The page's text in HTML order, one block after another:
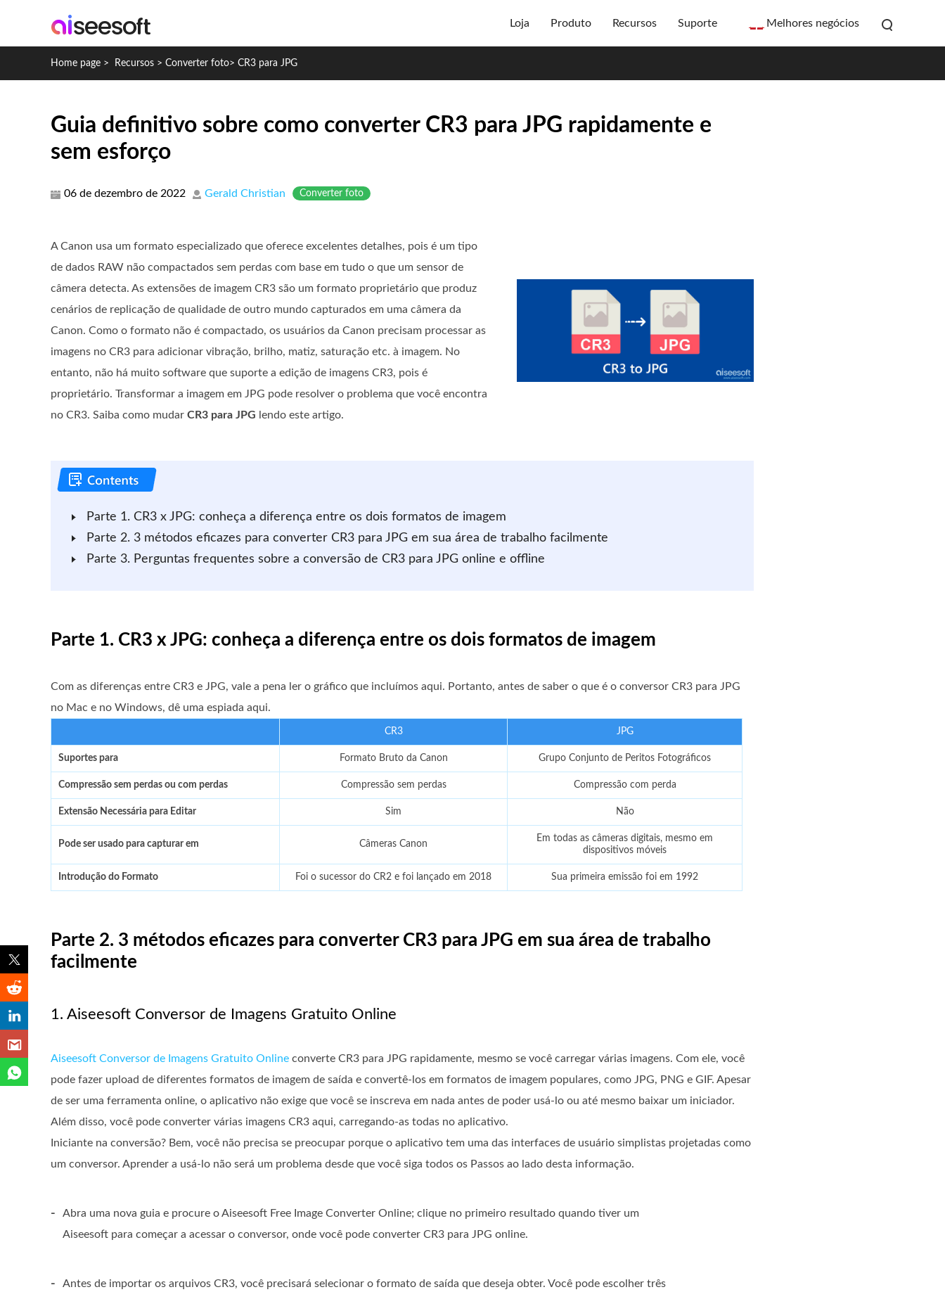
Loja Produto Recursos Suporte Melhores negócios
Home page > Recursos > Converter foto> CR3 para JPG
Guia definitivo sobre como converter CR3 para JPG rapidamente e
sem esforço
06 de dezembro de 2022 Gerald Christian Converter foto
A Canon usa um formato especializado que oferece excelentes detalhes, pois é um tipo
de dados RAW não compactados sem perdas com base em tudo o que um sensor de
câmera detecta. As extensões de imagem CR3 são um formato proprietário que produz
cenários de replicação de qualidade de outro mundo capturados em uma câmera da
Canon. Como o formato não é compactado, os usuários da Canon precisam processar as
imagens no CR3 para adicionar vibração, brilho, matiz, saturação etc. à imagem. No
entanto, não há muito software que suporte a edição de imagens CR3, pois é
proprietário. Transformar a imagem em JPG pode resolver o problema que você encontra
no CR3. Saiba como mudar CR3 para JPG lendo este artigo.
Parte 1. CR3 x JPG: conheça a diferença entre os dois formatos de imagem
Parte 2. 3 métodos eficazes para converter CR3 para JPG em sua área de trabalho facilmente
Parte 3. Perguntas frequentes sobre a conversão de CR3 para JPG online e offline
Parte 1. CR3 x JPG: conheça a diferença entre os dois formatos de imagem
Com as diferenças entre CR3 e JPG, vale a pena ler o gráfico que incluímos aqui. Portanto, antes de saber o que é o conversor CR3 para JPG
no Mac e no Windows, dê uma espiada aqui.
CR3 JPG
Suportes para Formato Bruto da Canon Grupo Conjunto de Peritos Fotográficos
Compressão sem perdas ou com perdas Compressão sem perdas Compressão com perda
Extensão Necessária para Editar Sim Não
Pode ser usado para capturar em Câmeras Canon
Em todas as câmeras digitais, mesmo em
dispositivos móveis
Introdução do Formato Foi o sucessor do CR2 e foi lançado em 2018 Sua primeira emissão foi em 1992
Parte 2. 3 métodos eficazes para converter CR3 para JPG em sua área de trabalho
facilmente
1. Aiseesoft Conversor de Imagens Gratuito Online
Aiseesoft Conversor de Imagens Gratuito Online converte CR3 para JPG rapidamente, mesmo se você carregar várias imagens. Com ele, você
pode fazer upload de diferentes formatos de imagem de saída e convertê-los em formatos de imagem populares, como JPG, PNG e GIF. Apesar
de ser uma ferramenta online, o aplicativo não exige que você se inscreva em nada antes de poder usá-lo ou até mesmo baixar um iniciador.
Além disso, você pode converter várias imagens CR3 aqui, carregando-as todas no aplicativo.
Iniciante na conversão? Bem, você não precisa se preocupar porque o aplicativo tem uma das interfaces de usuário simplistas projetadas como
um conversor. Aprender a usá-lo não será um problema desde que você siga todos os Passos ao lado desta informação.
-
Abra uma nova guia e procure o Aiseesoft Free Image Converter Online; clique no primeiro resultado quando tiver um
Aiseesoft para começar a acessar o conversor, onde você pode converter CR3 para JPG online.
-
Antes de importar os arquivos CR3, você precisará selecionar o formato de saída que deseja obter. Você pode escolher três